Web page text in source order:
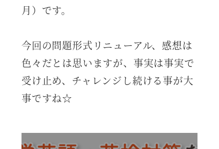
月）です。
今回の問題形式リニューアル、感想は
色々だとは思いますが、事実は事実で
受け止め、チャレンジし続ける事が大
事ですね☆